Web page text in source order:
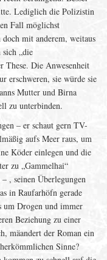
Lediglich die Polizistin
Fall möglichst
mit anderem, weitaus
„die
These. Die Anwesenheit
erschweren, sie würde sie
Mutter und Birna
zu unterbinden.
– er schaut gern TV-
aufs Meer raus, um
Köder einlegen und die
zu „Gammelhai“
, seinen Überlegungen
in Raufarhöfn gerade
um Drogen und immer
Beziehung zu einer
mäandert der Roman ein
Sinne?